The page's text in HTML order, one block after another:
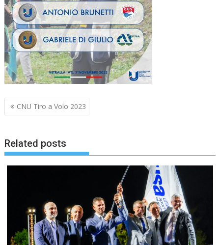
Navigazione
articoli
CNU Tiro a Volo 2023
Related posts